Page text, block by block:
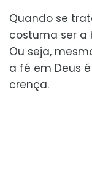
Quando se
costuma ser a
Ou seja,
a fé em Deus
crença.